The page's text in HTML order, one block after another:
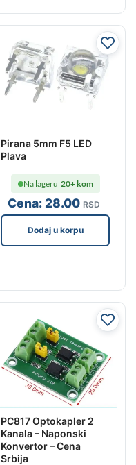
Pirana 5mm F5 LED
Plava
Cena: 28.00 RSD
Na lageru 20+ kom
Dodaj u korpu
PC817 Optokapler 2
Kanala – Naponski
Konvertor – Cena
Srbija